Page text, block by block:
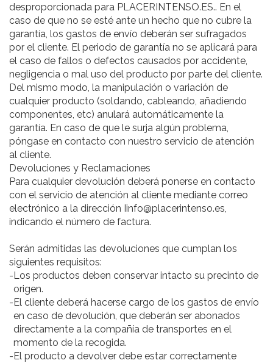
desproporcionada para PLACERINTENSO.ES.. En el
caso de que no se esté ante un hecho que no cubre la
garantía, los gastos de envío deberán ser sufragados
por el cliente. El periodo de garantía no se aplicará para
el caso de fallos o defectos causados por accidente,
negligencia o mal uso del producto por parte del cliente.
Del mismo modo, la manipulación o variación de
cualquier producto (soldando, cableando, añadiendo
componentes, etc) anulará automáticamente la
garantía. En caso de que le surja algún problema,
póngase en contacto con nuestro servicio de atención
al cliente.
Devoluciones y Reclamaciones
Para cualquier devolución deberá ponerse en contacto
con el servicio de atención al cliente mediante correo
electrónico a la dirección Iinfo@placerintenso.es,
indicando el número de factura.
Serán admitidas las devoluciones que cumplan los
siguientes requisitos:
-Los productos deben conservar intacto su precinto de
origen.
-El cliente deberá hacerse cargo de los gastos de envío
en caso de devolución, que deberán ser abonados
directamente a la compañía de transportes en el
momento de la recogida.
-El producto a devolver debe estar correctamente